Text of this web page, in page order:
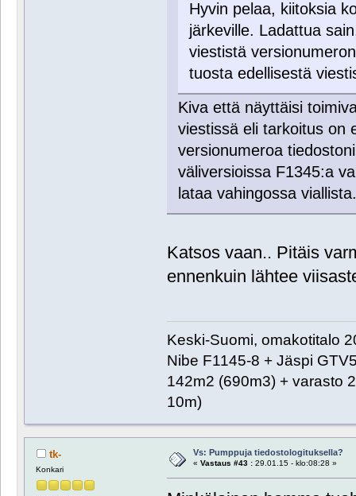
Hyvin pelaa, kiitoksia
järkeville. Ladattua
viestistä
tuosta edellisestä
Kiva että näyttäisi
viestissä eli tarkoitus on
versionumeroa
väliversioissa F1345:a
lataa vahingossa
Katsos vaan.. Pitäis
ennenkuin lähtee
Keski-Suomi, omakotitalo
Nibe F1145-8 + Jäspi
142m2 (690m3) + varasto
10m)
tk-
Konkari
Vs: Pumppuja tiedostologituksella?
« Vastaus #43 :29.01.15 - klo:08:28 »